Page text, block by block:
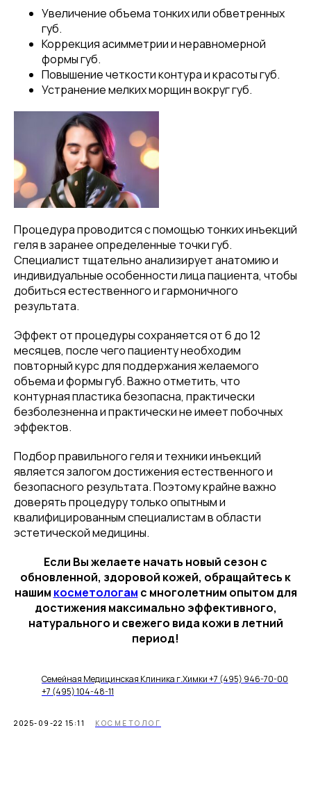
Увеличение объема тонких или обветренных
губ.
Коррекция асимметрии и неравномерной
формы губ.
Повышение четкости контура и красоты губ.
Устранение мелких морщин вокруг губ.
Процедура проводится с помощью тонких инъекций
геля в заранее определенные точки губ.
Специалист тщательно анализирует анатомию и
индивидуальные особенности лица пациента, чтобы
добиться естественного и гармоничного
результата.
Эффект от процедуры сохраняется от 6 до 12
месяцев, после чего пациенту необходим
повторный курс для поддержания желаемого
объема и формы губ. Важно отметить, что
контурная пластика безопасна, практически
безболезненна и практически не имеет побочных
эффектов.
Подбор правильного геля и техники инъекций
является залогом достижения естественного и
безопасного результата. Поэтому крайне важно
доверять процедуру только опытным и
квалифицированным специалистам в области
эстетической медицины.
Если Вы желаете начать новый сезон с
обновленной, здоровой кожей, обращайтесь к
нашим косметологам с многолетним опытом для
достижения максимально эффективного,
натурального и свежего вида кожи в летний
период!
Семейная Медицинская Клиника г.Химки +7 (495) 946-70-00
+7 (495) 104-48-11
2025-09-22 15:11 КОСМЕТОЛОГ